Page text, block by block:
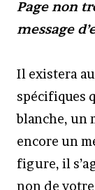
Page non
message
Il existera
spécifiques
blanche, un
encore un
figure, il
non de